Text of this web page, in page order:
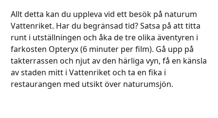
Allt detta kan du uppleva vid ett besök på naturum
Vattenriket. Har du begränsad tid? Satsa på att titta
runt i utställningen och åka de tre olika äventyren i
farkosten Opteryx (6 minuter per film). Gå upp på
takterrassen och njut av den härliga vyn, få en känsla
av staden mitt i Vattenriket och ta en fika i
restaurangen med utsikt över naturumsjön.